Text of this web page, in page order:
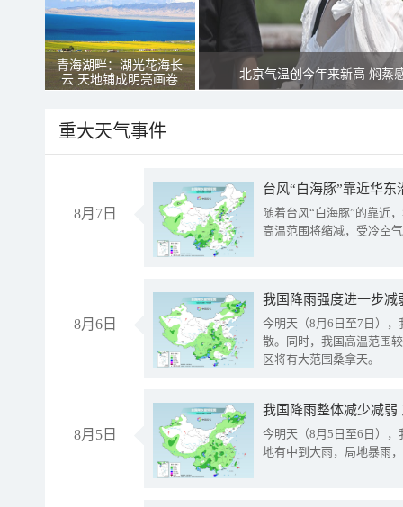
青海湖畔：湖光花海长
云 天地铺成明亮画卷
北京气温创今年来新高 焖蒸
重大天气事件
8月7日
台风“白海豚”靠近华
随着台风“白海豚”的靠近
高温范围将缩减，受冷空
8月6日
今明天（8月6日至7日）
散。同时，我国高温范围
区将有大范围桑拿天。
8月5日
我国降雨整体减少减弱
今明天（8月5日至6日）
地有中到大雨，局地暴雨